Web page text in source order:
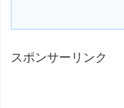
スポンサーリンク